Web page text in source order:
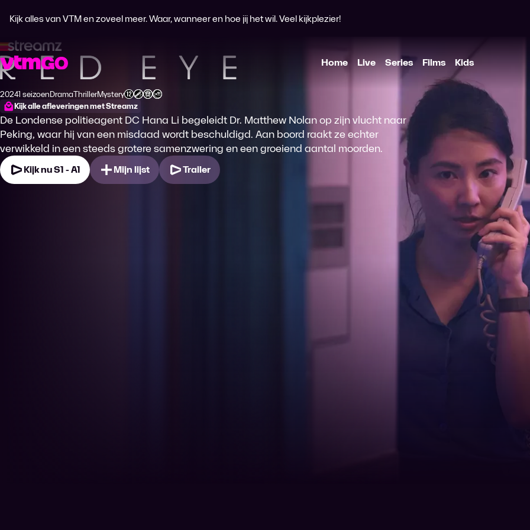
Kijk alles van VTM en zoveel meer. Waar, wanneer en hoe jij het wil. Veel kijkplezier!
Home Live Series Films Kids
Red Eye
Productiejaar
20241 seizoen
Genre
Drama
Genre
Thriller
Genre
Mystery
Leeftijdsclassificatie
Kijk alle afleveringen met Streamz
De Londense politieagent DC Hana Li begeleidt Dr. Matthew Nolan op zijn vlucht naar
Peking, waar hij van een misdaad wordt beschuldigd. Aan boord raakt ze echter
verwikkeld in een steeds grotere samenzwering en een groeiend aantal moorden.
Kijk nu S1 - A1 Mijn lijst Trailer